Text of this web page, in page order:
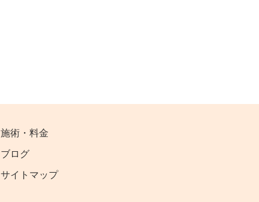
施術・料金
ブログ
サイトマップ